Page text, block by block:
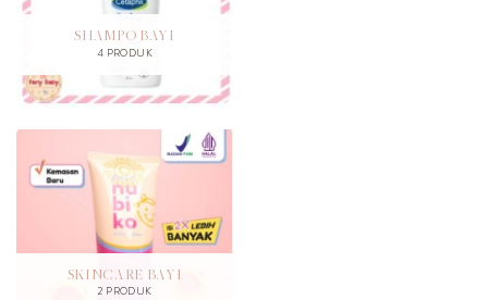
SHAMPO BAYI
4 PRODUK
SKINCARE BAYI
2 PRODUK